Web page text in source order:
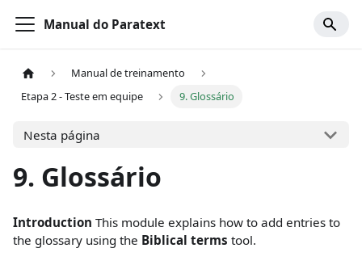
Manual do Paratext
Manual de treinamento
Etapa 2 - Teste em equipe
9. Glossário
Nesta página
9. Glossário
Introduction This module explains how to add entries to
the glossary using the Biblical terms tool.